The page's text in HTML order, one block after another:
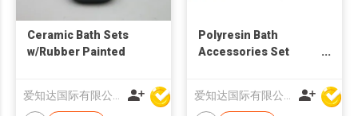
Ceramic Bath Sets
w/Rubber Painted
Polyresin Bath
Accessories Set